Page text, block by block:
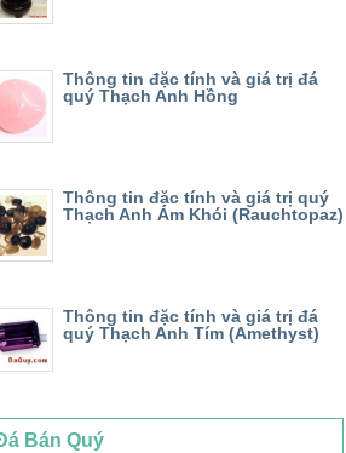
Thông tin đặc tính và giá trị đá
quý Thạch Anh Hồng
Thông tin đặc tính và giá trị quý
Thạch Anh Ám Khói (Rauchtopaz)
Thông tin đặc tính và giá trị đá
quý Thạch Anh Tím (Amethyst)
Bán Quý